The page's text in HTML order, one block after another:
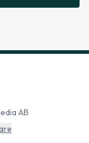
AB